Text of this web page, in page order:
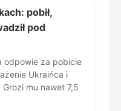
pobił,
pod
odpowie za pobicie
Ukraińca i
mu nawet 7,5